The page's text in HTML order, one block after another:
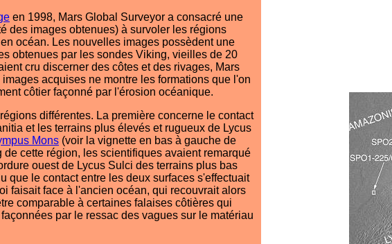
en 1998, Mars Global Surveyor a consacré une
des images obtenues) à survoler les régions
océan. Les nouvelles images possèdent une
obtenues par les sondes Viking, vieilles de 20
cru discerner des côtes et des rivages, Mars
acquises ne montre les formations que l'on
côtier façonné par l'érosion océanique.
différentes. La première concerne le contact
et les terrains plus élevés et rugueux de Lycus
Mons (voir la vignette en bas à gauche de
cette région, les scientifiques avaient remarqué
ouest de Lycus Sulci des terrains plus bas
que le contact entre les deux surfaces s'effectuait
faisait face à l'ancien océan, qui recouvrait alors
comparable à certaines falaises côtières qui
par le ressac des vagues sur le matériau